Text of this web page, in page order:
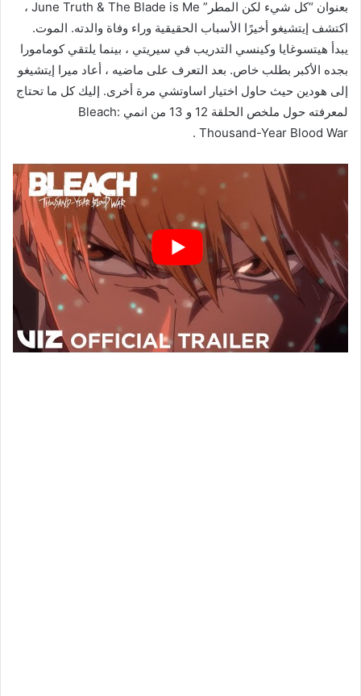
بعنوان “كل شيء لكن المطر” June Truth & The Blade is Me ،
اكتشف إيتشيغو أخيرًا الأسباب الحقيقية وراء وفاة والدته. الموت.
يبدأ هيتسوغايا وكينسي التدريب في سيريتي ، بينما يلتقي كومامورا
بجده الأكبر بطلب خاص. بعد التعرف على ماضيه ، أعاد ميرا إيتشيغو
إلى هودين حيث حاول اختيار اساوتشي مرة أخرى. إليك كل ما تحتاج
لمعرفته حول ملخص الحلقة 12 و 13 من انمي Bleach:
Thousand-Year Blood War .